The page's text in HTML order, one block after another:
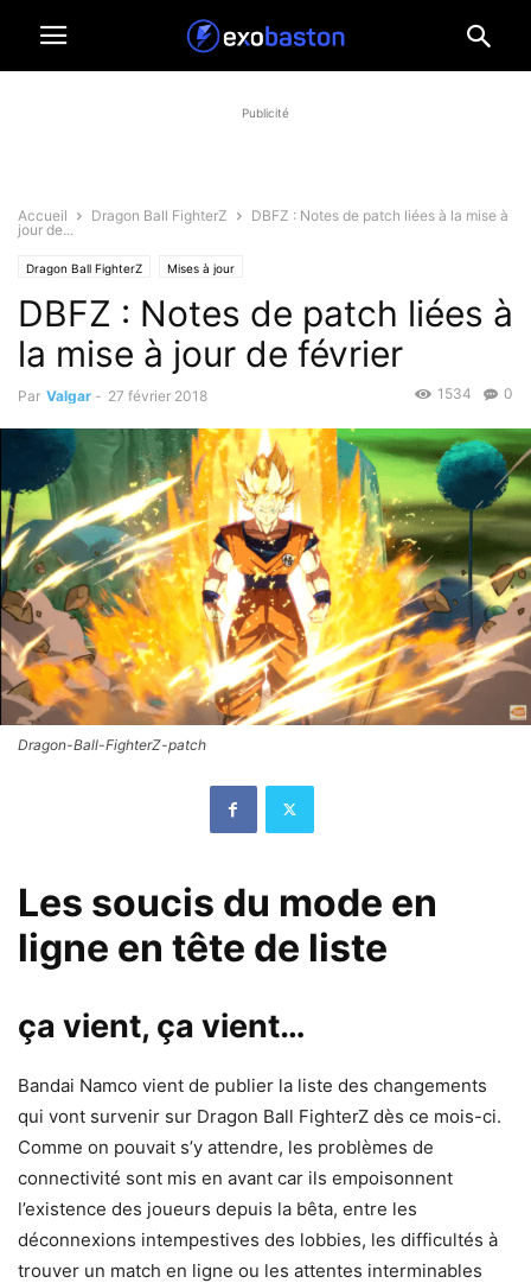
Publicité
Accueil Dragon Ball FighterZ
DBFZ : Notes de patch liées à la mise à
jour de...
Dragon Ball FighterZ Mises à jour
DBFZ : Notes de patch liées à
la mise à jour de février
Par Valgar - 27 février 2018 0
1534
Dragon-Ball-FighterZ-patch
Les soucis du mode en
ligne en tête de liste
ça vient, ça vient…
Bandai Namco vient de publier la liste des changements
qui vont survenir sur Dragon Ball FighterZ dès ce mois-ci.
Comme on pouvait s’y attendre, les problèmes de
connectivité sont mis en avant car ils empoisonnent
l’existence des joueurs depuis la bêta, entre les
déconnexions intempestives des lobbies, les difficultés à
trouver un match en ligne ou les attentes interminables